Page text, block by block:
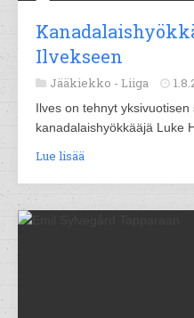
Ilvekseen
Jääkiekko - Liiga
Ilves on tehnyt
kanadalaishyökkääjä Luke
Lue lisää